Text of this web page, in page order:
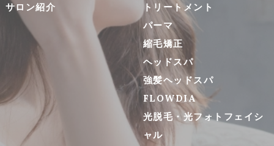
サロン紹介
トリートメント
パーマ
縮毛矯正
ヘッドスパ
強髪ヘッドスパ
FLOWDIA
光脱毛・光フォトフェイシ
ャル